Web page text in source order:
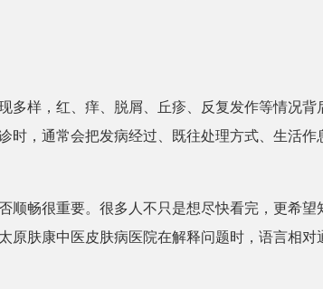
多样，红、痒、脱屑、丘疹、反复发作等情况
时，通常会把发病经过、既往处理方式、生活
顺畅很重要。很多人不只是想尽快看完，更希
原肤康中医皮肤病医院在解释问题时，语言相对